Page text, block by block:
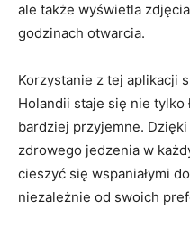
ale także wyświetla
godzinach otwarcia.
Korzystanie‍ z tej aplikacji
Holandii staje się ​nie tylko
bardziej przyjemne.
zdrowego jedzenia w
‌cieszyć się wspaniałymi
niezależnie od ‍swoich